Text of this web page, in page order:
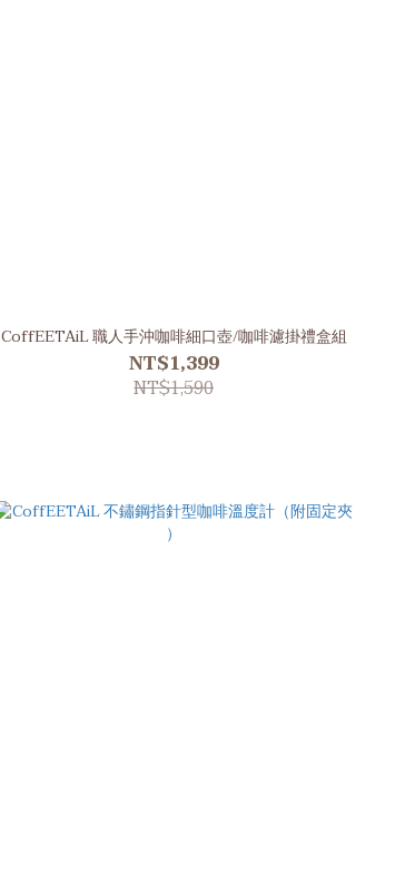
CoffEETAiL 職人手沖咖啡細口壺/咖啡濾掛禮盒組
NT$1,399
NT$1,590